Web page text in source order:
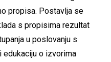
propisa. Postavlja se
s propisima rezultat
u poslovanju s
edukaciju o izvorima